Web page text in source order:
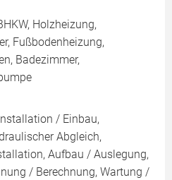
Holzheizung,
Fußbodenheizung,
Badezimmer,
/ Einbau,
Abgleich,
Aufbau / Auslegung,
/ Berechnung, Wartung /